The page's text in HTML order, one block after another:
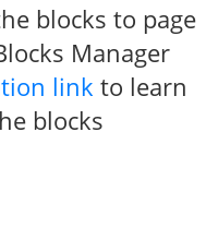
blocks to page
Manager.
link to learn
blocks.